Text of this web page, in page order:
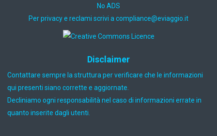
No ADS
Per privacy e reclami scrivi a ti.oiggaive@ecnailpmoc
Disclaimer
Contattare sempre la struttura per verificare che le informazioni
qui presenti siano corrette e aggiornate.
Decliniamo ogni responsabilità nel caso di informazioni errate in
quanto inserite dagli utenti.